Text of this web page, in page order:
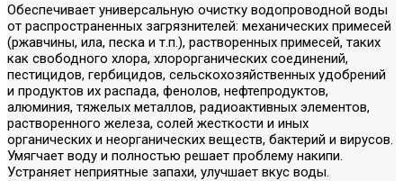
Обеспечивает универсальную очистку водопроводной воды
от распространенных загрязнителей: механических примесей
(ржавчины, ила, песка и т.п.), растворенных примесей, таких
как свободного хлора, хлорорганических соединений,
пестицидов, гербицидов, сельскохозяйственных удобрений
и продуктов их распада, фенолов, нефтепродуктов,
алюминия, тяжелых металлов, радиоактивных элементов,
растворенного железа, солей жесткости и иных
органических и неорганических веществ, бактерий и вирусов.
Умягчает воду и полностью решает проблему накипи.
Устраняет неприятные запахи, улучшает вкус воды.